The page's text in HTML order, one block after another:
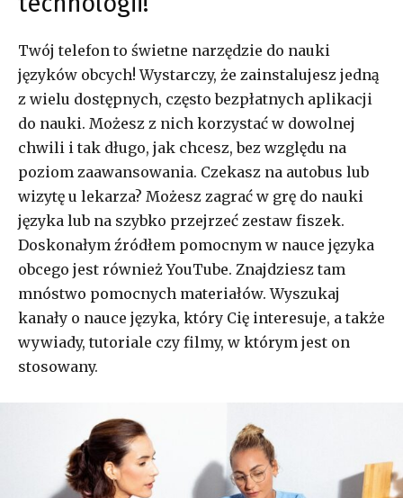
Twój telefon to świetne narzędzie do nauki
języków obcych! Wystarczy, że zainstalujesz jedną
z wielu dostępnych, często bezpłatnych aplikacji
do nauki. Możesz z nich korzystać w dowolnej
chwili i tak długo, jak chcesz, bez względu na
poziom zaawansowania. Czekasz na autobus lub
wizytę u lekarza? Możesz zagrać w grę do nauki
języka lub na szybko przejrzeć zestaw fiszek.
Doskonałym źródłem pomocnym w nauce języka
obcego jest również YouTube. Znajdziesz tam
mnóstwo pomocnych materiałów. Wyszukaj
kanały o nauce języka, który Cię interesuje, a także
wywiady, tutoriale czy filmy, w którym jest on
stosowany.